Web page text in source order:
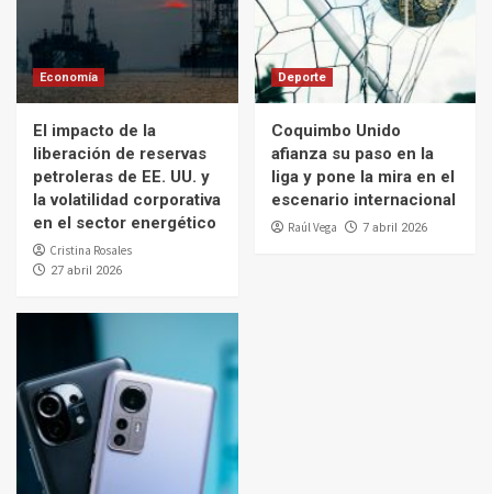
Economía
El impacto de la
liberación de reservas
petroleras de EE. UU. y
la volatilidad corporativa
en el sector energético
Cristina Rosales
27 abril 2026
Deporte
Coquimbo Unido
afianza su paso en la
liga y pone la mira en el
escenario internacional
Raúl Vega 7 abril 2026